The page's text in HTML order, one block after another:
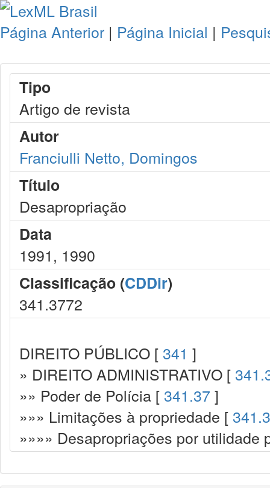
Página Anterior | Página Inicial |
Tipo
Artigo de revista
Autor
Franciulli Netto, Domingos
Título
Desapropriação
Data
1991, 1990
Classificação (CDDir)
341.3772
DIREITO PÚBLICO [ 341 ]
» DIREITO ADMINISTRATIVO [
»» Poder de Polícia [ 341.37 ]
»»» Limitações à propriedade [
»»»» Desapropriações por utilidade